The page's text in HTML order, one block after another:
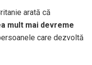
arată că
mult mai devreme
care dezvoltă